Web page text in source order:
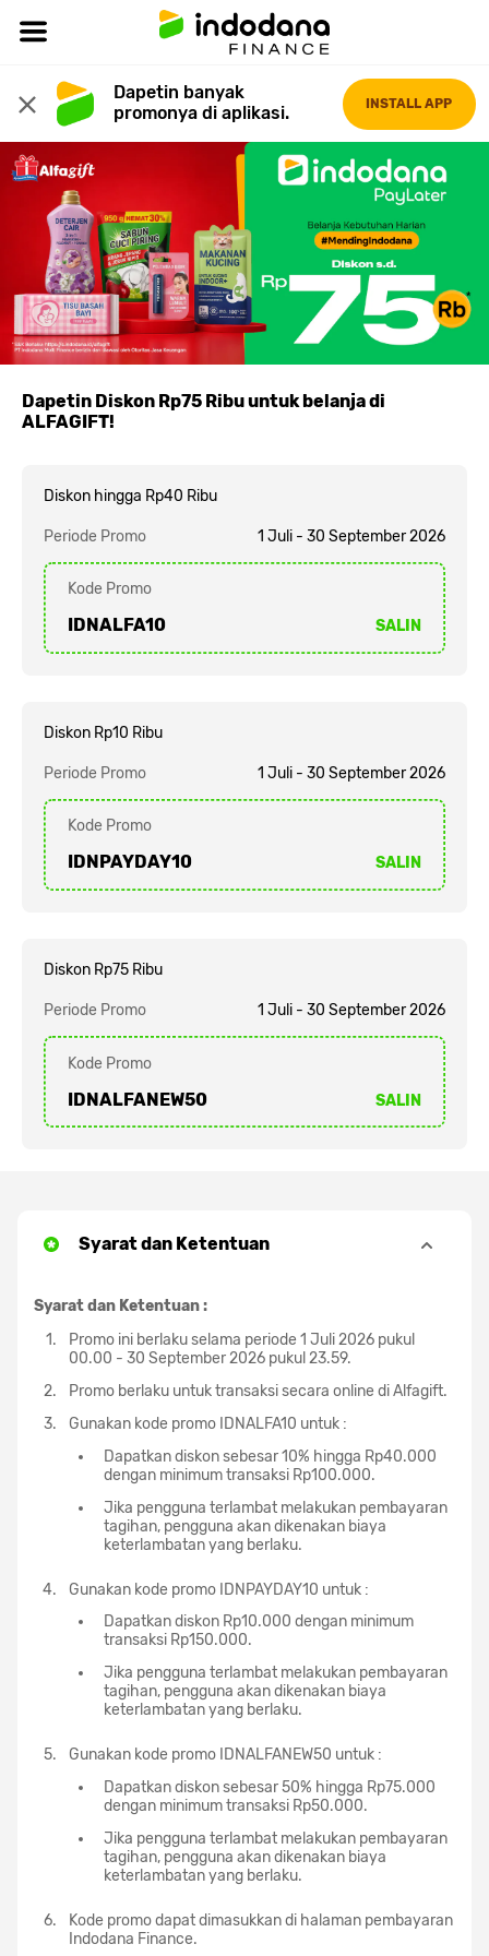
Dapetin banyak
promonya di aplikasi.
INSTALL APP
Dapetin Diskon Rp75 Ribu untuk belanja di
ALFAGIFT!
Diskon hingga Rp40 Ribu
Periode Promo 1 Juli - 30 September 2026
Kode Promo
IDNALFA10 SALIN
Diskon Rp10 Ribu
Periode Promo 1 Juli - 30 September 2026
Kode Promo
IDNPAYDAY10 SALIN
Diskon Rp75 Ribu
Periode Promo 1 Juli - 30 September 2026
Kode Promo
IDNALFANEW50 SALIN
Syarat dan Ketentuan
Syarat dan Ketentuan :
Promo ini berlaku selama periode 1 Juli 2026 pukul
00.00 - 30 September 2026 pukul 23.59.
Promo berlaku untuk transaksi secara online di Alfagift.
Gunakan kode promo IDNALFA10 untuk :
Dapatkan diskon sebesar 10% hingga Rp40.000
dengan minimum transaksi Rp100.000.
Jika pengguna terlambat melakukan pembayaran
tagihan, pengguna akan dikenakan biaya
keterlambatan yang berlaku.
Gunakan kode promo IDNPAYDAY10 untuk :
Dapatkan diskon Rp10.000 dengan minimum
transaksi Rp150.000.
Jika pengguna terlambat melakukan pembayaran
tagihan, pengguna akan dikenakan biaya
keterlambatan yang berlaku.
Gunakan kode promo IDNALFANEW50 untuk :
Dapatkan diskon sebesar 50% hingga Rp75.000
dengan minimum transaksi Rp50.000.
Jika pengguna terlambat melakukan pembayaran
tagihan, pengguna akan dikenakan biaya
keterlambatan yang berlaku.
Kode promo dapat dimasukkan di halaman pembayaran
Indodana Finance.